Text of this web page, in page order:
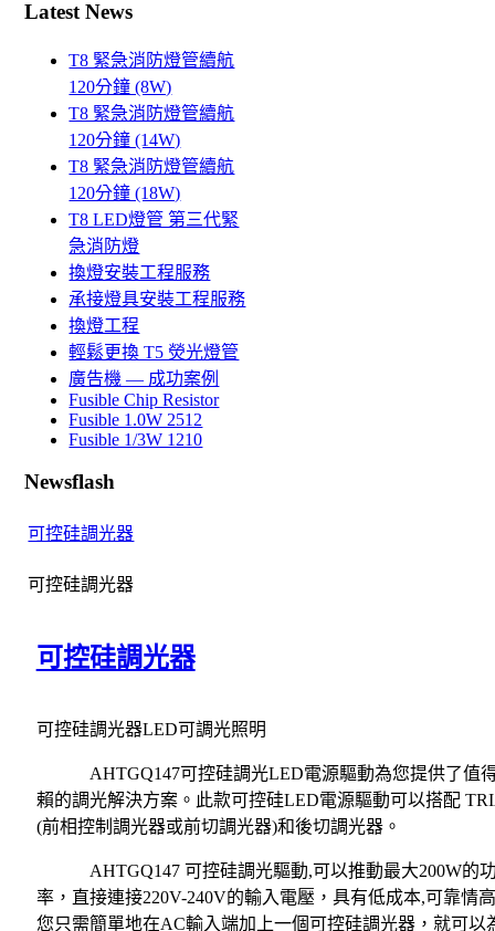
Latest News
T8 緊急消防燈管續航
120分鐘 (8W)
T8 緊急消防燈管續航
120分鐘 (14W)
T8 緊急消防燈管續航
120分鐘 (18W)
T8 LED燈管 第三代緊
急消防燈
換燈安裝工程服務
承接燈具安裝工程服務
換燈工程
輕鬆更換 T5 熒光燈管
廣告機 — 成功案例
Fusible Chip Resistor
Fusible 1.0W 2512
Fusible 1/3W 1210
Newsflash
可控硅調光器
可控硅調光器
可控硅調光器
可控硅調光器LED可調光照明
AHTGQ147可控硅調光LED電源驅動為您提供了值
賴的調光解決方案。此款可控硅LED電源驅動可以搭配
(前相控制調光器或前切調光器)和後切調光器。
AHTGQ147 可控硅調光驅動,可以推動最大200W的
率，直接連接220V-240V的輸入電壓，具有低成本,可靠情
您只需簡單地在AC輸入端加上一個可控硅調光器，就可以